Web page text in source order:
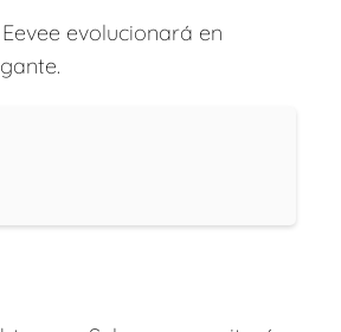
evolucionará en